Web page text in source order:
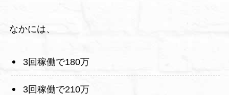
なかには、
3回稼働で180万
3回稼働で210万